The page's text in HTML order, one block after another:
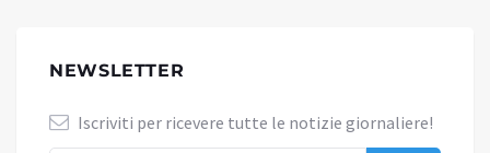
NEWSLETTER
Iscriviti per ricevere tutte le notizie giornaliere!